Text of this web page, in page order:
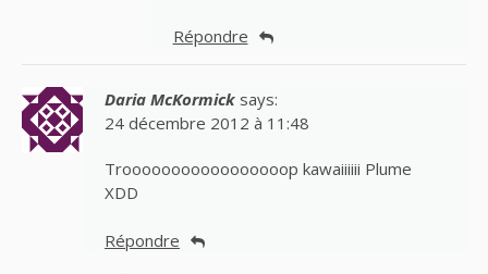
Répondre
Daria McKormick says:
24 décembre 2012 à 11:48
Trooooooooooooooooop kawaiiiiii Plume
XDD
Répondre